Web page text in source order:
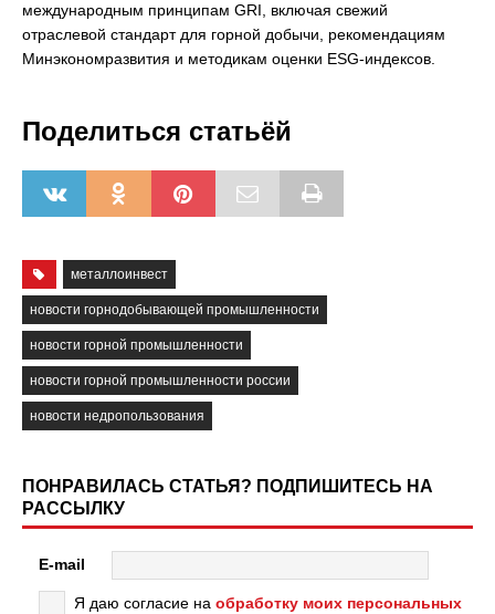
международным принципам GRI, включая свежий
отраслевой стандарт для горной добычи, рекомендациям
Минэкономразвития и методикам оценки ESG-индексов.
Поделиться статьёй
металлоинвест
новости горнодобывающей промышленности
новости горной промышленности
новости горной промышленности россии
новости недропользования
ПОНРАВИЛАСЬ СТАТЬЯ? ПОДПИШИТЕСЬ НА
РАССЫЛКУ
E-mail
Я даю согласие на обработку моих персональных